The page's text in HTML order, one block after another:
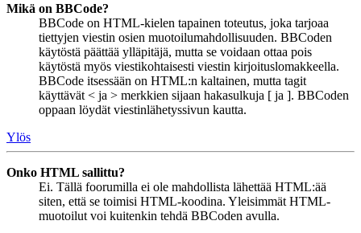
Mikä on BBCode?
BBCode on HTML-kielen tapainen toteutus, joka tarjoaa
tiettyjen viestin osien muotoilumahdollisuuden. BBCoden
käytöstä päättää ylläpitäjä, mutta se voidaan ottaa pois
käytöstä myös viestikohtaisesti viestin kirjoituslomakkeella.
BBCode itsessään on HTML:n kaltainen, mutta tagit
käyttävät < ja > merkkien sijaan hakasulkuja [ ja ]. BBCoden
oppaan löydät viestinlähetyssivun kautta.
Ylös
Onko HTML sallittu?
Ei. Tällä foorumilla ei ole mahdollista lähettää HTML:ää
siten, että se toimisi HTML-koodina. Yleisimmät HTML-
muotoilut voi kuitenkin tehdä BBCoden avulla.